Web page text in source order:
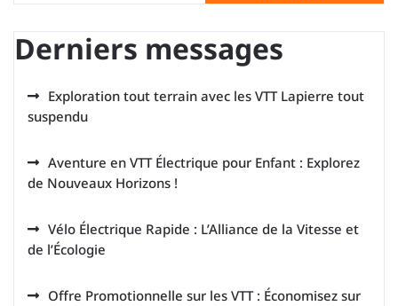
Derniers messages
Exploration tout terrain avec les VTT Lapierre tout
suspendu
Aventure en VTT Électrique pour Enfant : Explorez
de Nouveaux Horizons !
Vélo Électrique Rapide : L’Alliance de la Vitesse et
de l’Écologie
Offre Promotionnelle sur les VTT : Économisez sur